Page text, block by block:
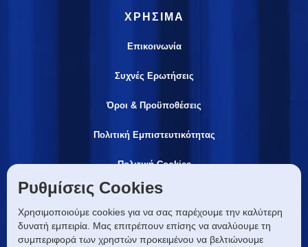
Ρυθμίσεις Cookies
Χρησιμοποιούμε cookies για να σας παρέχουμε την καλύτερη
δυνατή εμπειρία. Μας επιτρέπουν επίσης να αναλύουμε τη
συμπεριφορά των χρηστών προκειμένου να βελτιώνουμε
ΧΡΗΣΙΜΑ
Επικοινωνία
Συχνές Ερωτήσεις
Όροι & Προϋποθέσεις
Πολιτική Εμπιστευτικότητας
Πολιτική Cookies
ΕΠΙΚΟΙΝΩΝIA
info@lmhgroup.gr